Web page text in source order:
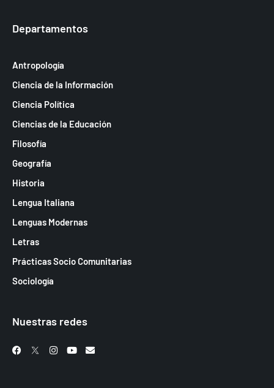
Departamentos
Antropología
Ciencia de la Información
Ciencia Política
Ciencias de la Educación
Filosofía
Geografía
Historia
Lengua Italiana
Lenguas Modernas
Letras
Prácticas Socio Comunitarias
Sociología
Nuestras redes